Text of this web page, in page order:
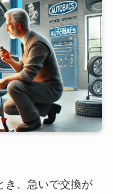
き、急いで交換が